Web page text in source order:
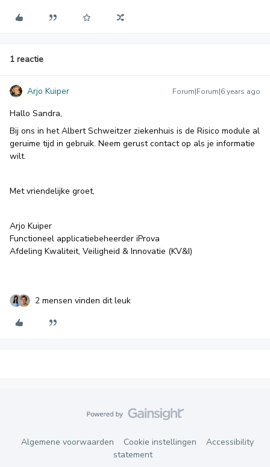
1 reactie
Arjo Kuiper Forum|Forum|6 years ago
Hallo Sandra,
Bij ons in het Albert Schweitzer ziekenhuis is de Risico module al
geruime tijd in gebruik. Neem gerust contact op als je informatie
wilt.
Met vriendelijke groet,
Arjo Kuiper
Functioneel applicatiebeheerder iProva
Afdeling Kwaliteit, Veiligheid & Innovatie (KV&I)
2 mensen vinden dit leuk
Algemene voorwaarden Cookie instellingen
Accessibility
statement